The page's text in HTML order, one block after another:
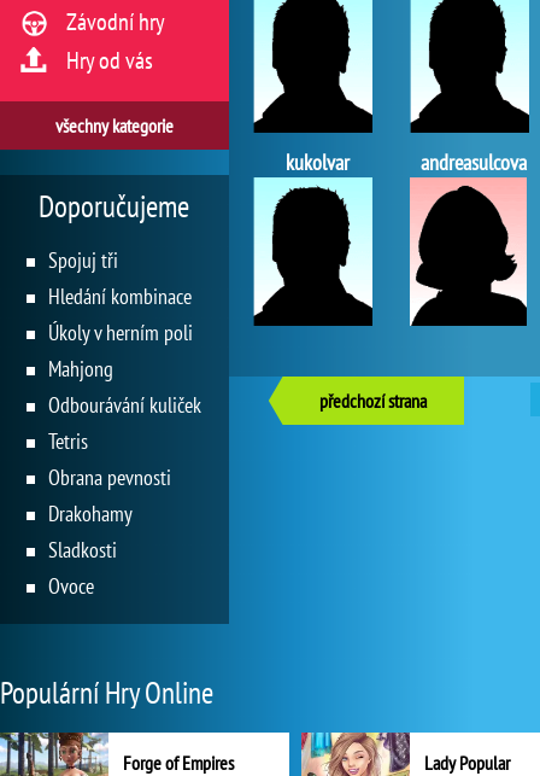
kukolvar andreasulcova
předchozí strana
Závodní hry
Hry od vás
všechny kategorie
Doporučujeme
Spojuj tři
Hledání kombinace
Úkoly v herním poli
Mahjong
Odbourávání kuliček
Tetris
Obrana pevnosti
Drakohamy
Sladkosti
Ovoce
Populární Hry Online
Forge of Empires Lady Popular